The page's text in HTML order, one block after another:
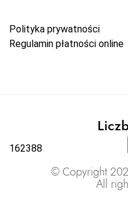
Polityka prywatności
Regulamin płatności online
162388
© Copyright
All